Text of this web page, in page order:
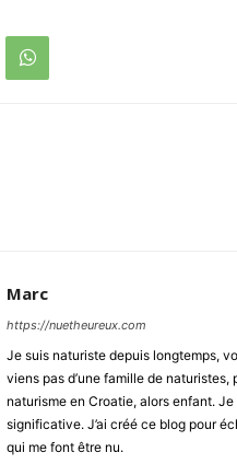
Marc
https://nuetheureux.com
Je suis naturiste depuis longtemps,
viens pas d’une famille de
naturisme en Croatie, alors enfant.
significative. J’ai créé ce blog pour
qui me font être nu.